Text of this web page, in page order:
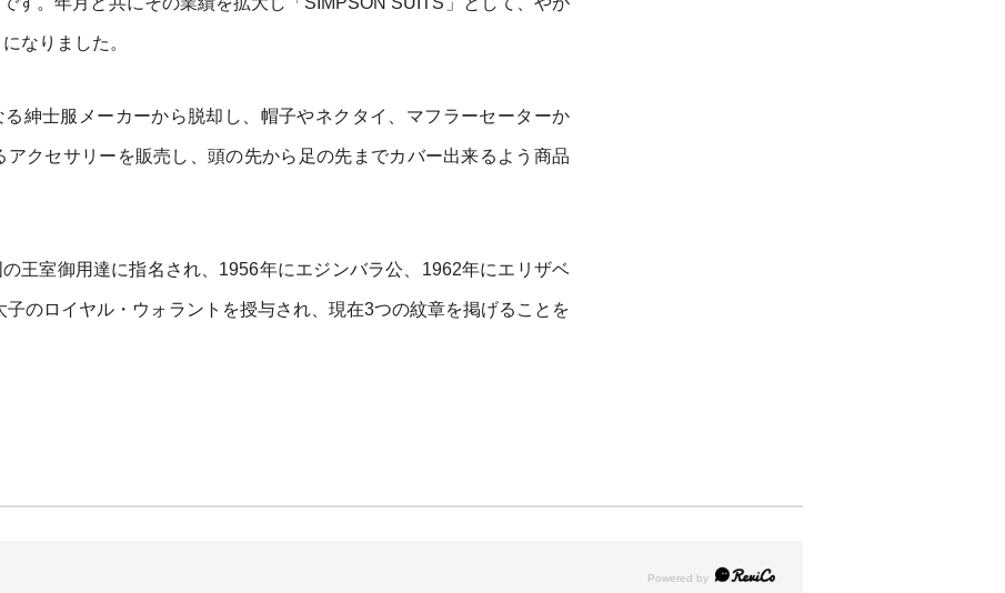
なりました。
紳士服メーカーから脱却し、帽子やネクタイ、マフラーセーターか
アクセサリーを販売し、頭の先から足の先までカバー出来るよう商品
王室御用達に指名され、1956年にエジンバラ公、1962年にエリザベ
のロイヤル・ウォラントを授与され、現在3つの紋章を掲げることを